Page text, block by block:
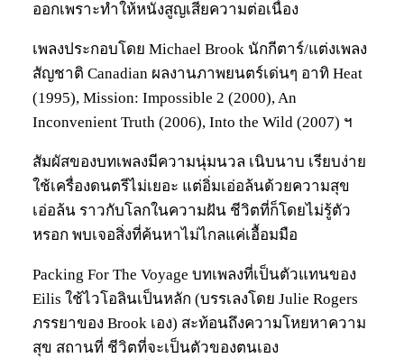
ออกเพราะทำให้หนังสูญเสียความต่อเนื่อง
เพลงประกอบโดย Michael Brook นักกีตาร์/แต่งเพลง
สัญชาติ Canadian ผลงานภาพยนตร์เด่นๆ อาทิ Heat
(1995), Mission: Impossible 2 (2000), An
Inconvenient Truth (2006), Into the Wild (2007) ฯ
สัมผัสของบทเพลงมีความนุ่มนวล เนิบนาบ เรียบง่าย
ใช้เครื่องดนตรีไม่เยอะ แต่อิ่มเอ่อล้นด้วยความสุข
เอ่อล้น ราวกับโลกในความฝัน ชีวิตที่ก็โดยไม่รู้ตัว
หรอก พบเจอสิ่งที่ค้นหาไม่ไกลแค่เอื้อมมือ
Packing For The Voyage บทเพลงที่เป็นตัวแทนของ
Eilis ใช้ไวโอลินเป็นหลัก (บรรเลงโดย Julie Rogers
ภรรยาของ Brook เอง) สะท้อนถึงความโหยหาความ
สุข สถานที่ ชีวิตที่จะเป็นตัวของตนเอง